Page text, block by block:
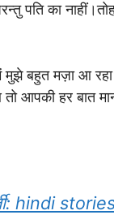
पति का
बहुत मज़ा आ रहा
आपकी हर बात
hindi